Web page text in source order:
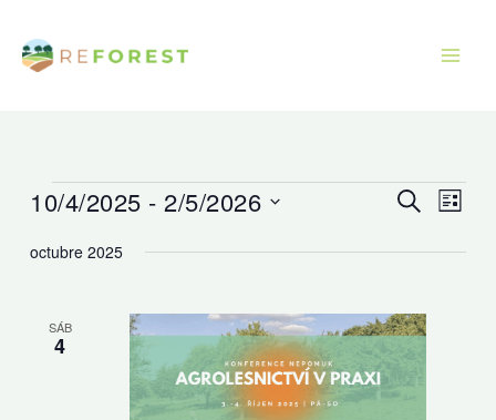
contenido
Eventos
Navegación
búsqueda
vistas
de
Eventos
Buscar
vistas
Lista
10/4/2025 - 2/5/2026
fecha.
octubre 2025
SÁB
4